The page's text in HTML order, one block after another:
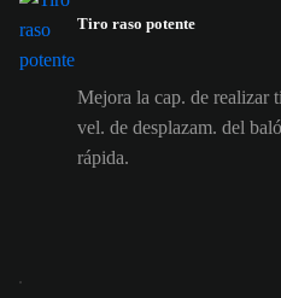
Tiro raso potente
Mejora la cap. de realizar
vel. de desplazam. del
rápida.